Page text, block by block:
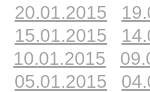
20.01.2015
15.01.2015
10.01.2015
05.01.2015